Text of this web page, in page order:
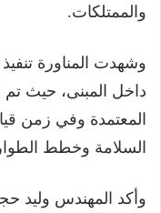
والممتلكات.
وشهدت المناورة
داخل المبنى، حيث تم
المعتمدة وفي زمن
السلامة وخطط
وأكد المهندس وليد